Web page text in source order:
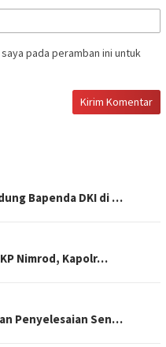
pada peramban ini untuk
Bapenda DKI di …
Nimrod, Kapolr…
Penyelesaian Sen…